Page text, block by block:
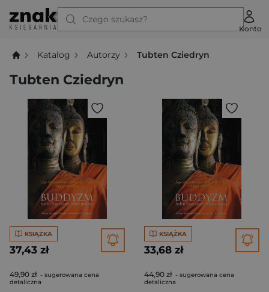
Czego szukasz?
Konto
Katalog Autorzy Tubten Cziedryn
Tubten Cziedryn
KSIĄŻKA
37,43 zł
49,90 zł - sugerowana cena
detaliczna
KSIĄŻKA
33,68 zł
44,90 zł - sugerowana cena
detaliczna